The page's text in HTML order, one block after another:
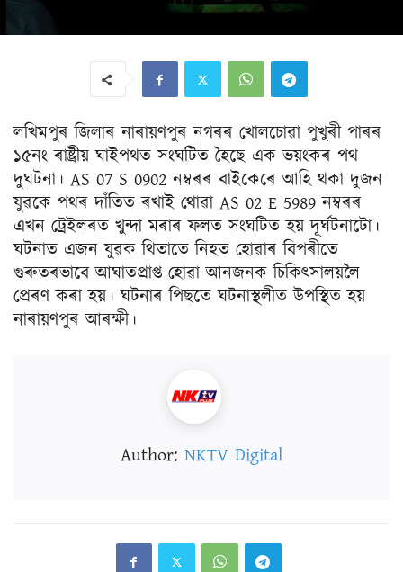
লখিমপুৰ জিলাৰ নাৰায়ণপুৰ নগৰৰ খোলচোৱা পুখুৰী পাৰৰ
১৫নং ৰাষ্ট্ৰীয় ঘাইপথত সংঘটিত হৈছে এক ভয়ংকৰ পথ
দুঘটনা। AS 07 S 0902 নম্বৰৰ বাইকেৰে আহি থকা দুজন
যুৱকে পথৰ দাঁতিত ৰখাই থোৱা AS 02 E 5989 নম্বৰৰ
এখন ট্ৰেইলৰত খুন্দা মৰাৰ ফলত সংঘটিত হয় দূৰ্ঘটনাটো।
ঘটনাত এজন যুৱক থিতাতে নিহত হোৱাৰ বিপৰীতে
গুৰুতৰভাবে আঘাতপ্ৰাপ্ত হোৱা আনজনক চিকিৎসালয়লৈ
প্ৰেৰণ কৰা হয়। ঘটনাৰ পিছতে ঘটনাস্থলীত উপস্থিত হয়
নাৰায়ণপুৰ আৰক্ষী।
Author: NKTV Digital